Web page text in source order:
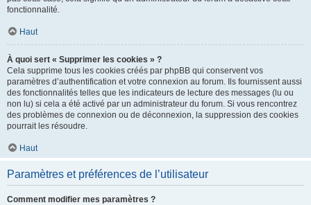
fonctionnalité.
Haut
À quoi sert « Supprimer les cookies » ?
Cela supprime tous les cookies créés par phpBB qui conservent vos
paramètres d’authentification et votre connexion au forum. Ils fournissent aussi
des fonctionnalités telles que les indicateurs de lecture des messages (lu ou
non lu) si cela a été activé par un administrateur du forum. Si vous rencontrez
des problèmes de connexion ou de déconnexion, la suppression des cookies
pourrait les résoudre.
Haut
Paramètres et préférences de l’utilisateur
Comment modifier mes paramètres ?